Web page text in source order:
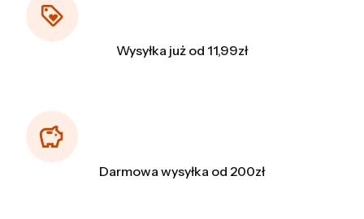
Wysyłka już od 11,99zł
Darmowa wysyłka od 200zł